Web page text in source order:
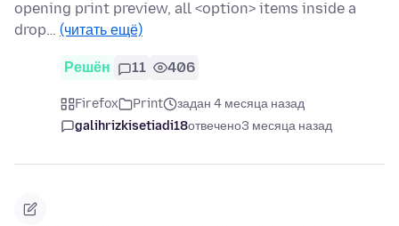
opening print preview, all <option> items inside a
drop… (читать ещё)
Решён 11 406
Firefox Print
задан 4 месяца назад
galihrizkisetiadi18отвечено3 месяца назад